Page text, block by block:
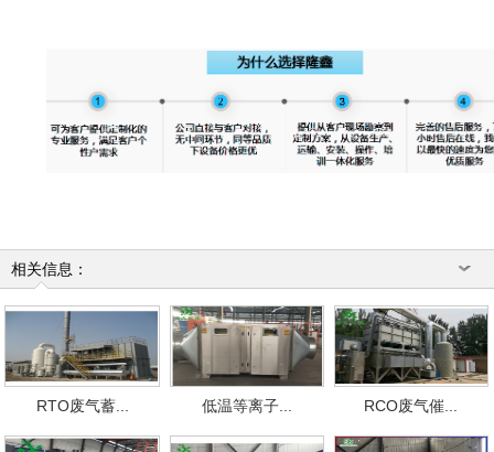
相关信息：
RTO废气蓄... 低温等离子... RCO废气催...